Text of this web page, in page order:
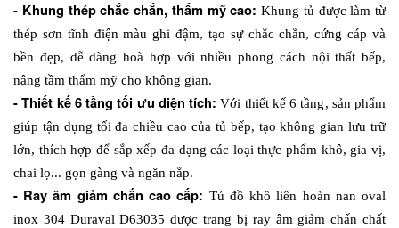
- Khung thép chắc chắn, thẩm mỹ cao:
thép sơn tĩnh điện màu ghi đậm, tạo sự chắc chắn, cứng cáp và
bền đẹp, dễ dàng hoà hợp với nhiều phong cách nội thất bếp,
nâng tầm thẩm mỹ cho không gian.
- Thiết kế 6 tầng tối ưu diện tích: Với thiết kế 6 tầng, sản phẩm
giúp tận dụng tối đa chiều cao của tủ bếp, tạo không gian lưu trữ
lớn, thích hợp để sắp xếp đa dạng các loại thực phẩm khô, gia vị,
chai lọ... gọn gàng và ngăn nắp.
- Ray âm giảm chấn cao cấp: Tủ đồ khô liên hoàn nan oval
inox 304 Duraval D63035 được trang bị ray âm giảm chấn chất